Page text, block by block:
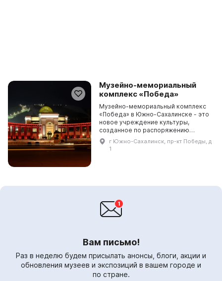
Музейно-мемориальный
комплекс «Победа»
Музейно-мемориальный комплекс
«Победа» в Южно-Сахалинске - это
новое учреждение культуры,
созданное по распоряжению
Правительства Сахалинской
области. Здесь размещены
г Южно-Сахалинск, пр-кт Победы, д
1
Вам письмо!
Раз в неделю будем присылать анонсы, блоги, акции и
обновления музеев и экспозиций в вашем городе и
по стране.